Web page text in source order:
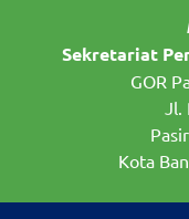
Sekretariat
GOR
Jl.
Kota